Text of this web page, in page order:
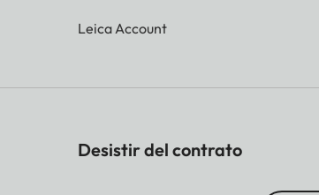
Leica Account
Desistir del contrato